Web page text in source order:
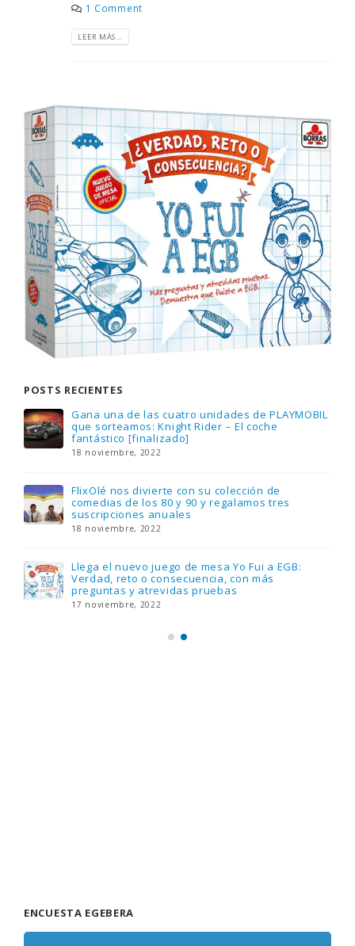
1 Comment
LEER MÁS...
POSTS RECIENTES
Gana una de las cuatro unidades de PLAYMOBIL
que sorteamos: Knight Rider – El coche
fantástico [finalizado]
18 noviembre, 2022
FlixOlé nos divierte con su colección de
comedias de los 80 y 90 y regalamos tres
suscripciones anuales
18 noviembre, 2022
Llega el nuevo juego de mesa Yo Fui a EGB:
Verdad, reto o consecuencia, con más
preguntas y atrevidas pruebas
17 noviembre, 2022
ENCUESTA EGEBERA